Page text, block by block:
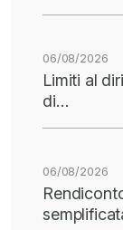
06/08/2026
Limiti al
di…
06/08/2026